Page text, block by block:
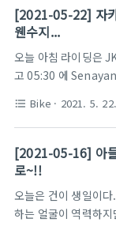
혼란이 초래되니 오
가 보인다. ^^ 대략
듯 한데... 평소 타던
이는 고가도로를 갔
기자(?)들이 나와서
카르타에 자전거 타는
[2021-05-22] 자
웬수지...
오늘 아침 라이딩은
고 05:30 에
작되었다. 라이딩 잘
자기 물통이 탈출을
나... 내가 선두였다
든... 내가 좋아라~ 하
니... 역시는 역시라
사라졌다. ㅜ.ㅜ
format_list_bulleted Bike · 2021. 5. 22.
[2021-05-16] 아
로~!!
오늘은 건이 생일이
하는 얼굴이 역력하